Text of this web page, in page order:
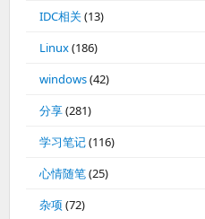
IDC相关(13)
Linux(186)
windows(42)
分享(281)
学习笔记(116)
心情随笔(25)
杂项 (72)